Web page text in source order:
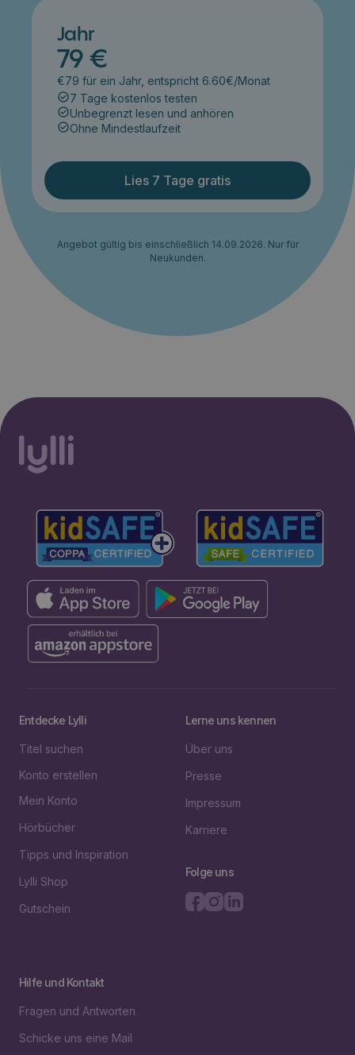
Jahr
79 €
€79 für ein Jahr, entspricht 6.60€/Monat
7 Tage kostenlos testen
Unbegrenzt lesen und anhören
Ohne Mindestlaufzeit
Lies 7 Tage gratis
Angebot gültig bis einschließlich 14.09.2026. Nur für
Neukunden.
Entdecke Lylli
Titel suchen
Konto erstellen
Mein Konto
Hörbücher
Tipps und Inspiration
Lylli Shop
Gutschein
Lerne uns kennen
Über uns
Presse
Impressum
Karriere
Folge uns
Hilfe und Kontakt
Fragen und Antworten
Schicke uns eine Mail